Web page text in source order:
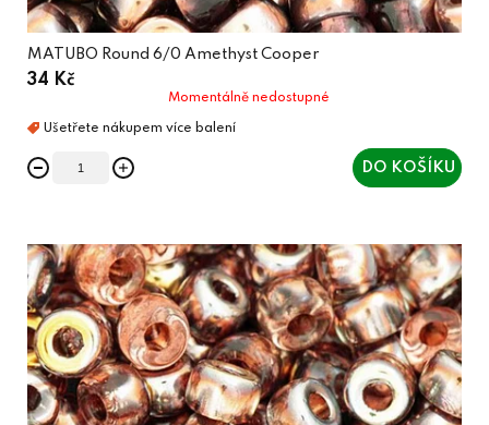
MATUBO Round 6/0 Amethyst Cooper
34 Kč
Momentálně nedostupné
DO KOŠÍKU